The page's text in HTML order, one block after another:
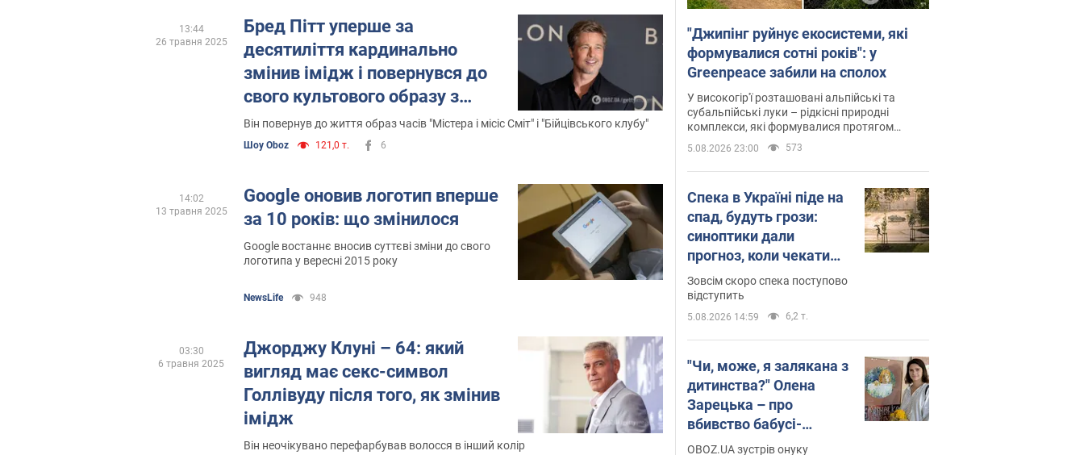
Бред Пітт уперше за
десятиліття кардинально
змінив імідж і повернувся до
свого культового образу з
2000-х. Фото
Він повернув до життя образ часів "Містера і місіс Сміт" і "Бійцівського клубу"
Шоу Oboz 121,0 т. 6
13:44
26 травня 2025
Google оновив логотип вперше
за 10 років: що змінилося
Google востаннє вносив суттєві зміни до свого
логотипа у вересні 2015 року
NewsLife 948
14:02
13 травня 2025
Джорджу Клуні – 64: який
вигляд має секс-символ
Голлівуду після того, як змінив
імідж
Він неочікувано перефарбував волосся в інший колір
03:30
6 травня 2025
"Джипінг руйнує екосистеми, які
формувалися сотні років": у
Greenpeace забили на сполох
У високогір'ї розташовані альпійські та
субальпійські луки – рідкісні природні
комплекси, які формувалися протягом
5.08.2026 23:00 573
Спека в Україні піде на
спад, будуть грози:
синоптики дали
прогноз, коли чекати
зміни погоди
Зовсім скоро спека поступово
відступить
5.08.2026 14:59 6,2 т.
"Чи, може, я залякана з
дитинства?" Олена
Зарецька – про
вбивство бабусі-
дисидентки Алли
OBOZ.UA зустрів онуку